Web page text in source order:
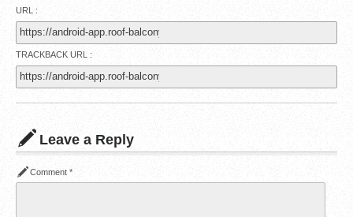
URL :
TRACKBACK URL :
Leave a Reply
Comment *